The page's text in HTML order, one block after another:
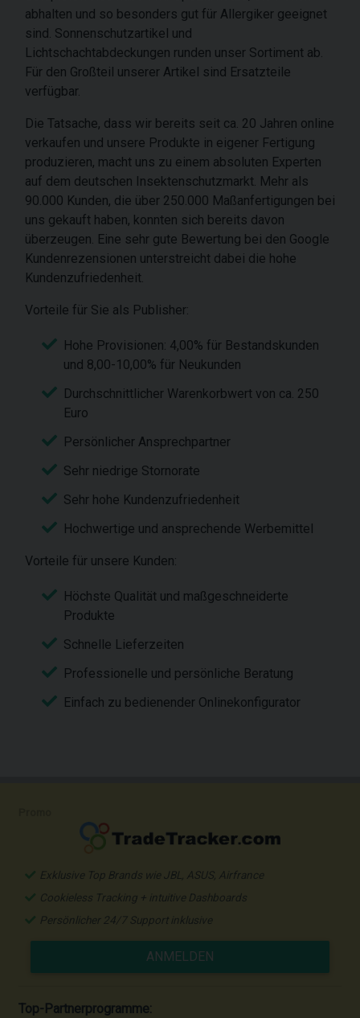
abhalten und so besonders gut für Allergiker geeignet
sind. Sonnenschutzartikel und
Lichtschachtabdeckungen runden unser Sortiment ab.
Für den Großteil unserer Artikel sind Ersatzteile
verfügbar.
Die Tatsache, dass wir bereits seit ca. 20 Jahren online
verkaufen und unsere Produkte in eigener Fertigung
produzieren, macht uns zu einem absoluten Experten
auf dem deutschen Insektenschutzmarkt. Mehr als
90.000 Kunden, die über 250.000 Maßanfertigungen bei
uns gekauft haben, konnten sich bereits davon
überzeugen. Eine sehr gute Bewertung bei den Google
Kundenrezensionen unterstreicht dabei die hohe
Kundenzufriedenheit.
Vorteile für Sie als Publisher:
Hohe Provisionen: 4,00% für Bestandskunden
und 8,00-10,00% für Neukunden
Durchschnittlicher Warenkorbwert von ca. 250
Euro
Persönlicher Ansprechpartner
Sehr niedrige Stornorate
Sehr hohe Kundenzufriedenheit
Hochwertige und ansprechende Werbemittel
Vorteile für unsere Kunden:
Höchste Qualität und maßgeschneiderte
Produkte
Schnelle Lieferzeiten
Professionelle und persönliche Beratung
Einfach zu bedienender Onlinekonfigurator
Exklusive Top Brands wie JBL, ASUS, Airfrance
Cookieless Tracking + intuitive Dashboards
Persönlicher 24/7 Support inklusive
ANMELDEN
Top-Partnerprogramme: